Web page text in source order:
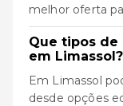
melhor oferta
Que tipos de
em Limassol?
Em Limassol
desde opções